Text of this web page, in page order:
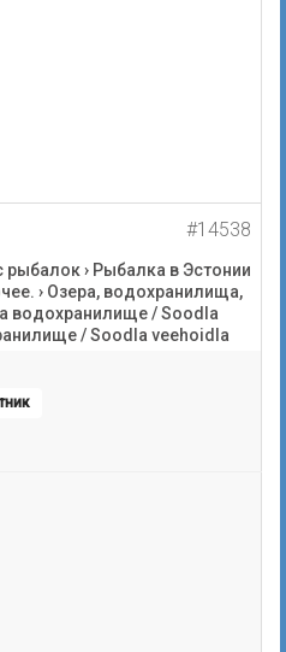
#14538
рыбалок› Рыбалка в Эстонии
› Озера, водохранилища,
водохранилище / Soodla
/ Soodla veehoidla